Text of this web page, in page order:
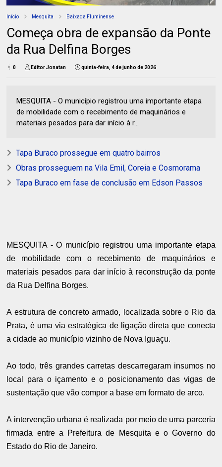
Início Mesquita Baixada Fluminense
Começa obra de expansão da Ponte
da Rua Delfina Borges
0 Editor Jonatan quinta-feira, 4 de junho de 2026
MESQUITA - O município registrou uma importante etapa
de mobilidade com o recebimento de maquinários e
materiais pesados para dar início à r...
Tapa Buraco prossegue em quatro bairros
Obras prosseguem na Vila Emil, Coreia e Cosmorama
Tapa Buraco em fase de conclusão em Edson Passos
MESQUITA - O município registrou uma importante etapa
de mobilidade com o recebimento de maquinários e
materiais pesados para dar início à reconstrução da ponte
da Rua Delfina Borges.
A estrutura de concreto armado, localizada sobre o Rio da
Prata, é uma via estratégica de ligação direta que conecta
a cidade ao município vizinho de Nova Iguaçu.
Ao todo, três grandes carretas descarregaram insumos no
local para o içamento e o posicionamento das vigas de
sustentação que vão compor a base em formato de arco.
A intervenção urbana é realizada por meio de uma parceria
firmada entre a Prefeitura de Mesquita e o Governo do
Estado do Rio de Janeiro.